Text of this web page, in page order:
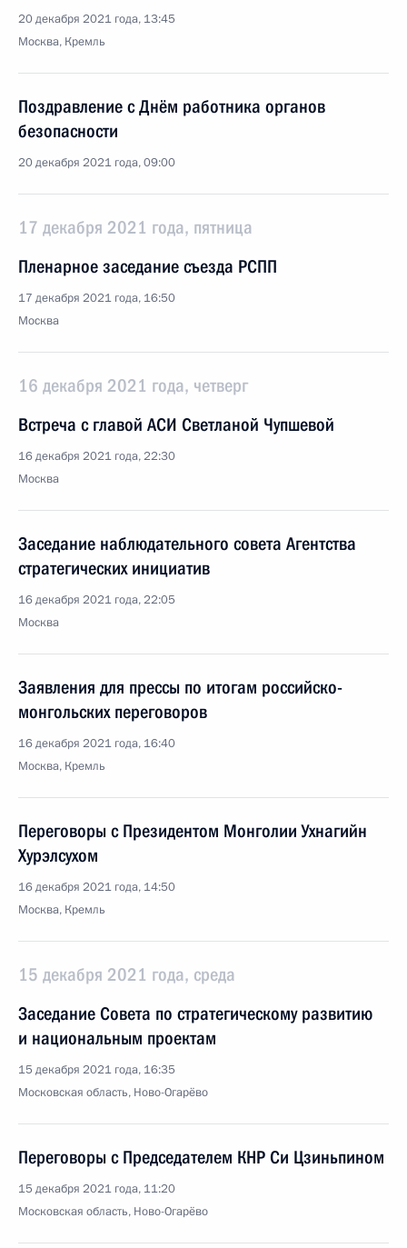
20 декабря 2021 года, 13:45
Москва, Кремль
Поздравление с Днём работника органов
безопасности
20 декабря 2021 года, 09:00
17 декабря 2021 года, пятница
Пленарное заседание съезда РСПП
17 декабря 2021 года, 16:50
Москва
16 декабря 2021 года, четверг
Встреча с главой АСИ Светланой Чупшевой
16 декабря 2021 года, 22:30
Москва
Заседание наблюдательного совета Агентства
стратегических инициатив
16 декабря 2021 года, 22:05
Москва
Заявления для прессы по итогам российско-
монгольских переговоров
16 декабря 2021 года, 16:40
Москва, Кремль
Переговоры с Президентом Монголии Ухнагийн
Хурэлсухом
16 декабря 2021 года, 14:50
Москва, Кремль
15 декабря 2021 года, среда
Заседание Совета по стратегическому развитию
и национальным проектам
15 декабря 2021 года, 16:35
Московская область, Ново-Огарёво
Переговоры с Председателем КНР Си Цзиньпином
15 декабря 2021 года, 11:20
Московская область, Ново-Огарёво